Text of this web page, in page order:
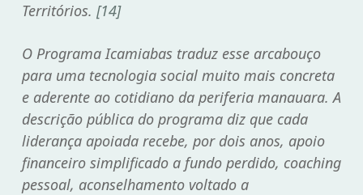
Territórios. [14]
O Programa Icamiabas traduz esse arcabouço
para uma tecnologia social muito mais concreta
e aderente ao cotidiano da periferia manauara. A
descrição pública do programa diz que cada
liderança apoiada recebe, por dois anos, apoio
financeiro simplificado a fundo perdido, coaching
pessoal, aconselhamento voltado a